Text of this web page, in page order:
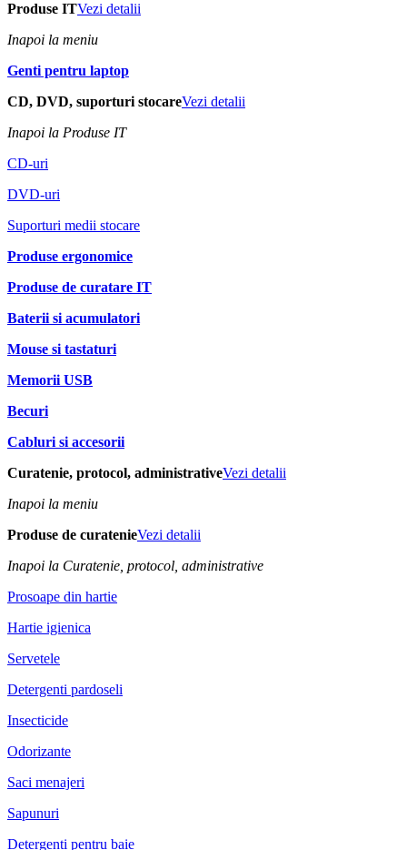
Produse ITVezi detalii
Inapoi la meniu
Genti pentru laptop
CD, DVD, suporturi stocareVezi detalii
Inapoi la Produse IT
CD-uri
DVD-uri
Suporturi medii stocare
Produse ergonomice
Produse de curatare IT
Baterii si acumulatori
Mouse si tastaturi
Memorii USB
Becuri
Cabluri si accesorii
Curatenie, protocol, administrativeVezi detalii
Inapoi la meniu
Produse de curatenieVezi detalii
Inapoi la Curatenie, protocol, administrative
Prosoape din hartie
Hartie igienica
Servetele
Detergenti pardoseli
Insecticide
Odorizante
Saci menajeri
Sapunuri
Detergenti pentru baie